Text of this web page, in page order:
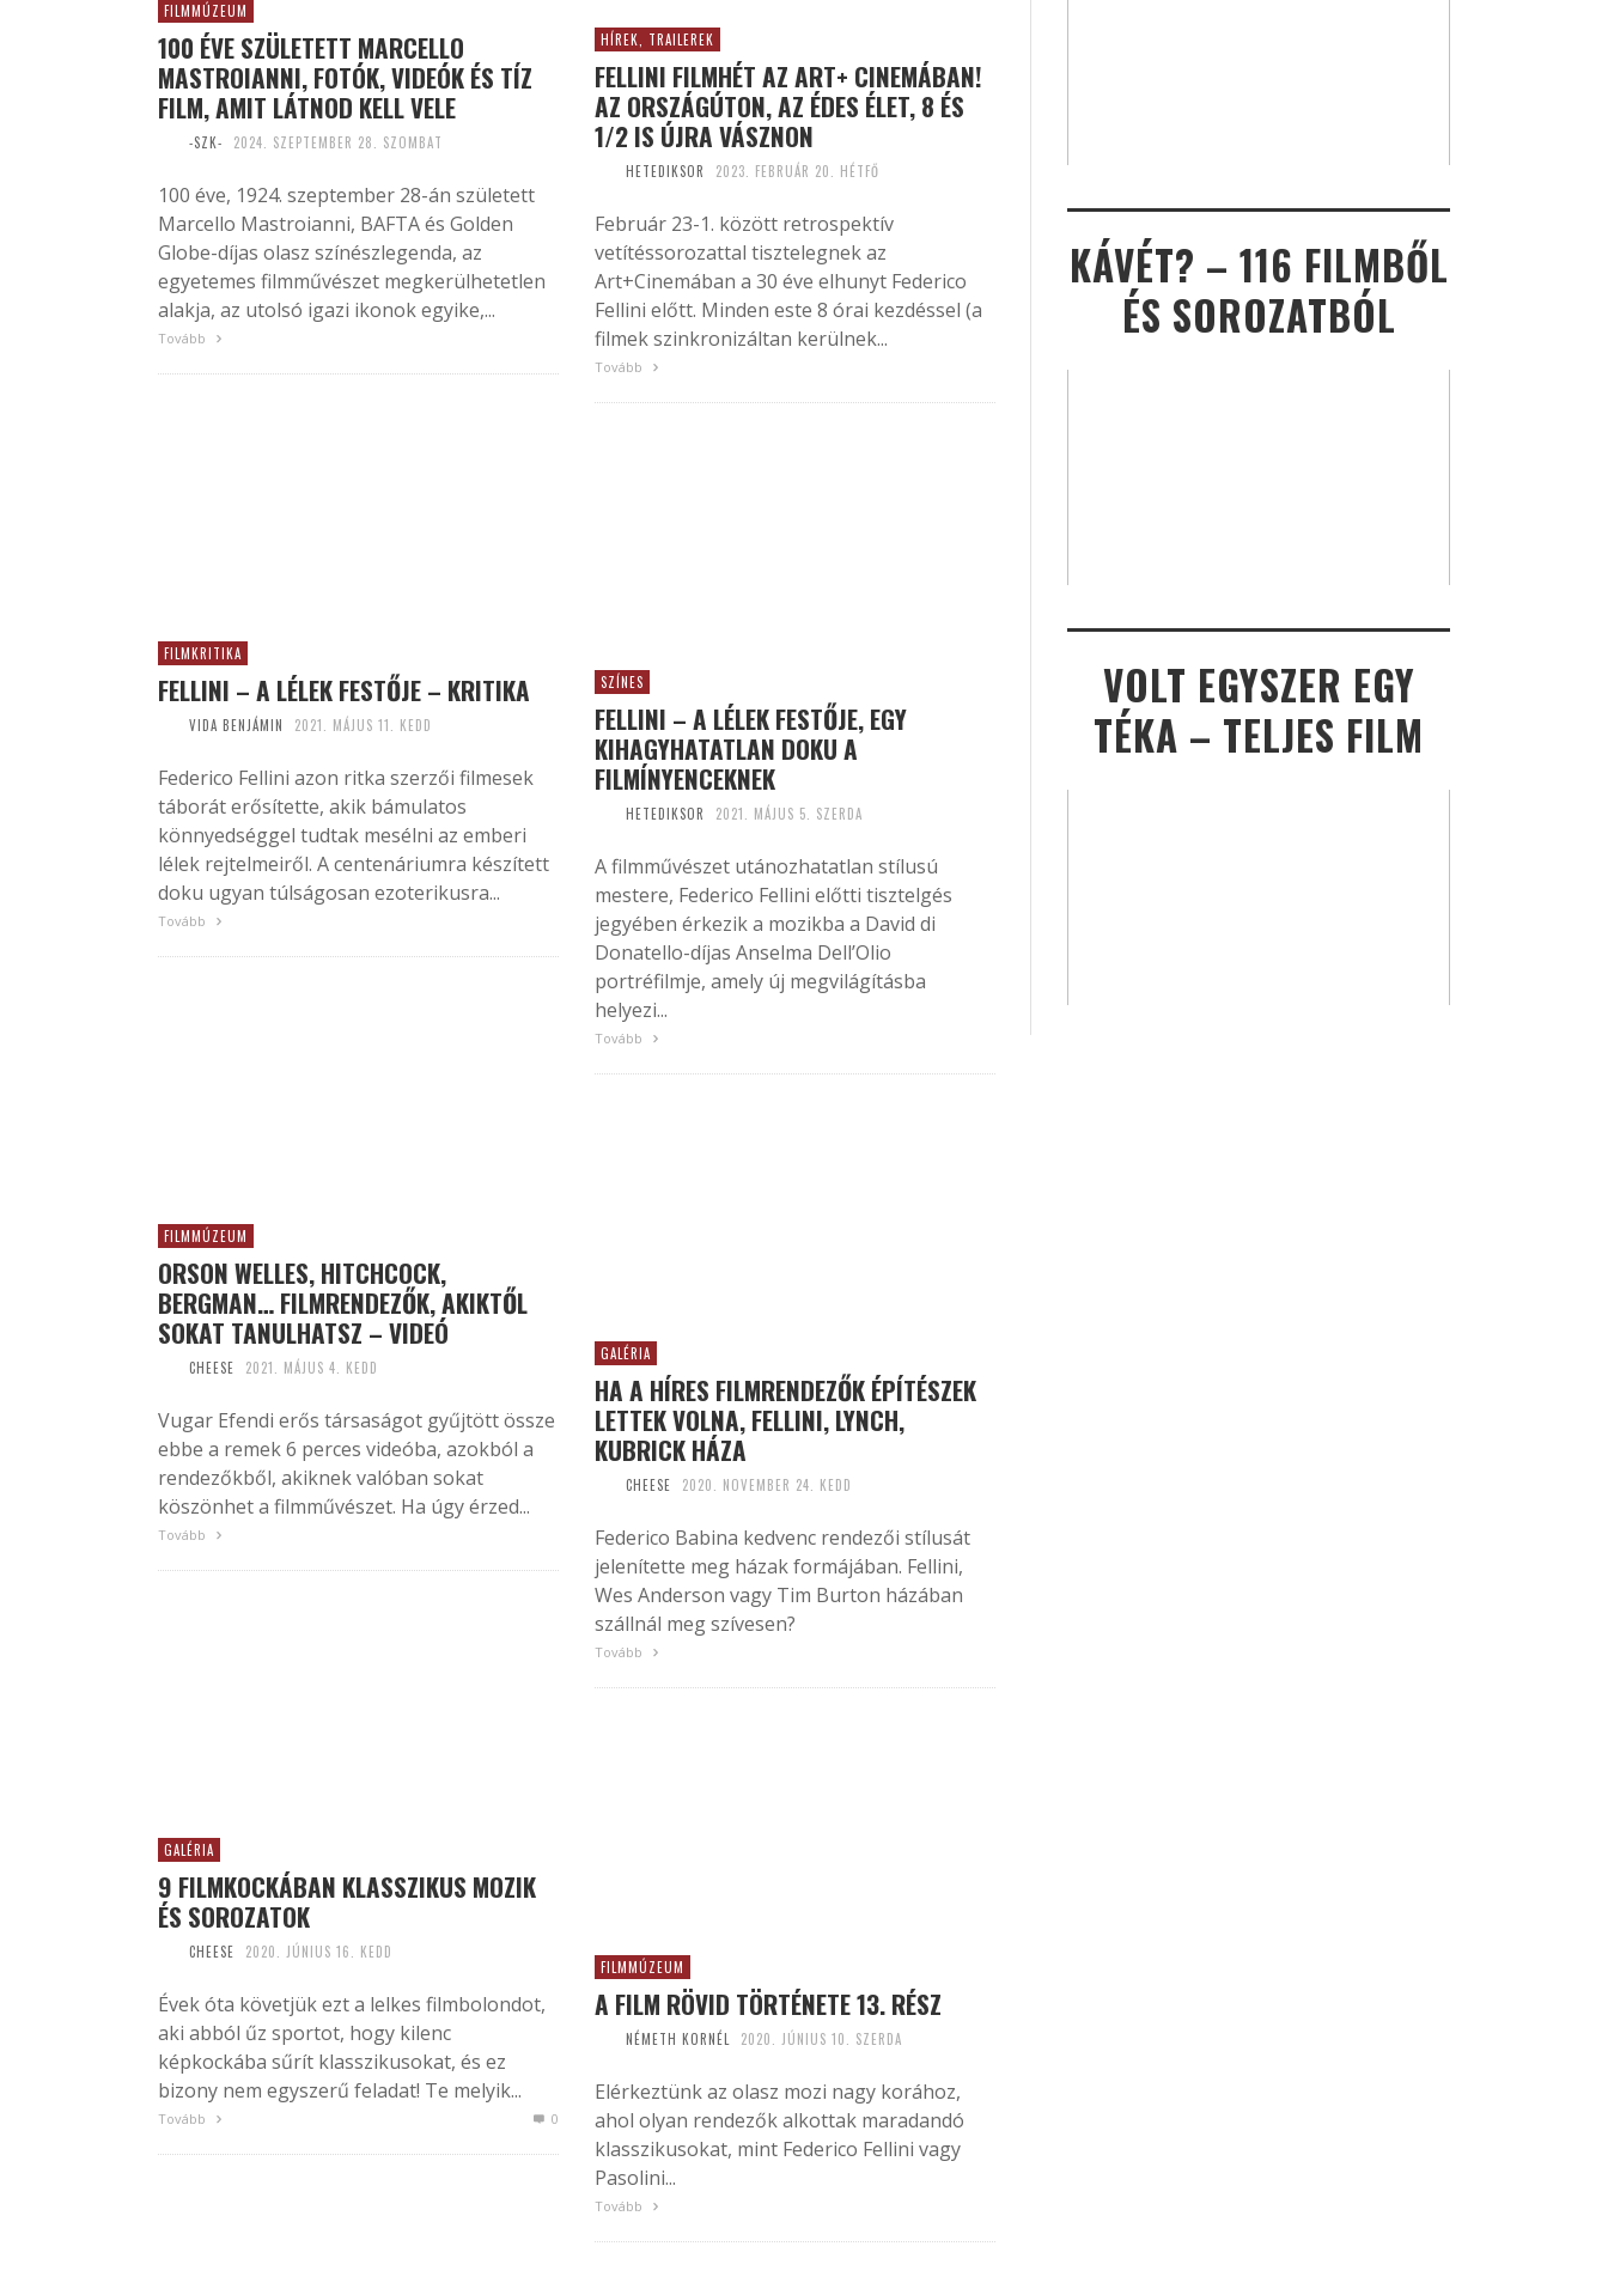
FILMMÚZEUM
100 ÉVE SZÜLETETT MARCELLO
MASTROIANNI, FOTÓK, VIDEÓK ÉS TÍZ
FILM, AMIT LÁTNOD KELL VELE
-SZK- 2024. SZEPTEMBER 28. SZOMBAT
100 éve, 1924. szeptember 28-án született
Marcello Mastroianni, BAFTA és Golden
Globe-díjas olasz színészlegenda, az
egyetemes filmművészet megkerülhetetlen
alakja, az utolsó igazi ikonok egyike,...
Tovább
HÍREK, TRAILEREK
FELLINI FILMHÉT AZ ART+ CINEMÁBAN!
AZ ORSZÁGÚTON, AZ ÉDES ÉLET, 8 ÉS
1/2 IS ÚJRA VÁSZNON
HETEDIKSOR 2023. FEBRUÁR 20. HÉTFŐ
Február 23-1. között retrospektív
vetítéssorozattal tisztelegnek az
Art+Cinemában a 30 éve elhunyt Federico
Fellini előtt. Minden este 8 órai kezdéssel (a
filmek szinkronizáltan kerülnek...
Tovább
FILMKRITIKA
FELLINI – A LÉLEK FESTŐJE – KRITIKA
VIDA BENJÁMIN 2021. MÁJUS 11. KEDD
Federico Fellini azon ritka szerzői filmesek
táborát erősítette, akik bámulatos
könnyedséggel tudtak mesélni az emberi
lélek rejtelmeiről. A centenáriumra készített
doku ugyan túlságosan ezoterikusra...
Tovább
SZÍNES
FELLINI – A LÉLEK FESTŐJE, EGY
KIHAGYHATATLAN DOKU A
FILMÍNYENCEKNEK
HETEDIKSOR 2021. MÁJUS 5. SZERDA
A filmművészet utánozhatatlan stílusú
mestere, Federico Fellini előtti tisztelgés
jegyében érkezik a mozikba a David di
Donatello-díjas Anselma Dell’Olio
portréfilmje, amely új megvilágításba
helyezi...
Tovább
FILMMÚZEUM
ORSON WELLES, HITCHCOCK,
BERGMAN… FILMRENDEZŐK, AKIKTŐL
SOKAT TANULHATSZ – VIDEÓ
CHEESE 2021. MÁJUS 4. KEDD
Vugar Efendi erős társaságot gyűjtött össze
ebbe a remek 6 perces videóba, azokból a
rendezőkből, akiknek valóban sokat
köszönhet a filmművészet. Ha úgy érzed...
Tovább
GALÉRIA
HA A HÍRES FILMRENDEZŐK ÉPÍTÉSZEK
LETTEK VOLNA, FELLINI, LYNCH,
KUBRICK HÁZA
CHEESE 2020. NOVEMBER 24. KEDD
Federico Babina kedvenc rendezői stílusát
jelenítette meg házak formájában. Fellini,
Wes Anderson vagy Tim Burton házában
szállnál meg szívesen?
Tovább
GALÉRIA
9 FILMKOCKÁBAN KLASSZIKUS MOZIK
ÉS SOROZATOK
CHEESE 2020. JÚNIUS 16. KEDD
Évek óta követjük ezt a lelkes filmbolondot,
aki abból űz sportot, hogy kilenc
képkockába sűrít klasszikusokat, és ez
bizony nem egyszerű feladat! Te melyik...
Tovább 0
FILMMÚZEUM
A FILM RÖVID TÖRTÉNETE 13. RÉSZ
NÉMETH KORNÉL 2020. JÚNIUS 10. SZERDA
Elérkeztünk az olasz mozi nagy korához,
ahol olyan rendezők alkottak maradandó
klasszikusokat, mint Federico Fellini vagy
Pasolini...
Tovább
KÁVÉT? – 116 FILMBŐL
ÉS SOROZATBÓL
VOLT EGYSZER EGY
TÉKA – TELJES FILM